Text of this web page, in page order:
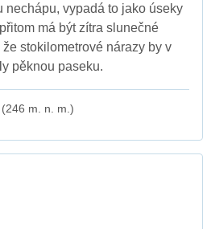
nechápu, vypadá to jako úseky
má být zítra slunečné
stokilometrové nárazy by v
pěknou paseku.
m. n. m.)